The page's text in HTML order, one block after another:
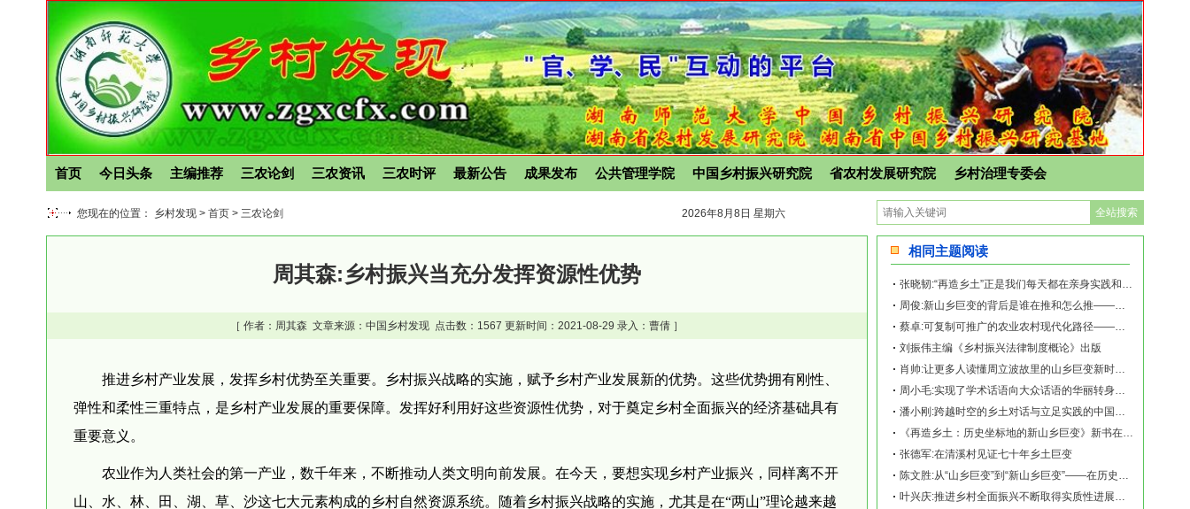
首页 今日头条 主编推荐 三农论剑 三农资讯 三农时评 最新公告 成果发布 公共管理学院 中国乡村振兴研究院 省农村发展研究院 乡村治理专委会
您现在的位置： 乡村发现 > 首页 > 三农论剑 2026年8月8日 星期六
周其森:乡村振兴当充分发挥资源性优势
［ 作者： 周其森 文章来源：中国乡村发现 点击数： 1567 更新时间：2021-08-29 录入：曹倩 ］
推进乡村产业发展，发挥乡村优势至关重要。乡村振兴战略的实施，赋予乡村产业发展新的优势。这些优势拥有刚性、
弹性和柔性三重特点，是乡村产业发展的重要保障。发挥好利用好这些资源性优势，对于奠定乡村全面振兴的经济基础具有
重要意义。
农业作为人类社会的第一产业，数千年来，不断推动人类文明向前发展。在今天，要想实现乡村产业振兴，同样离不开
山、水、林、田、湖、草、沙这七大元素构成的乡村自然资源系统。随着乡村振兴战略的实施，尤其是在“两山”理论越来越
相同主题阅读
周俊:新山乡巨变的背后是谁在推和怎么推——《再造乡土:历史坐标地的新山乡巨变》新
蔡卓:可复制可推广的农业农村现代化路径——《再造乡土:历史坐标地的新山乡巨变》新
刘振伟主编《乡村振兴法律制度概论》出版
肖帅:让更多人读懂周立波故里的山乡巨变新时代故事——《再造乡土:历史坐标地的新山
周小毛:实现了学术话语向大众话语的华丽转身——《再造乡土:历史坐标地的新山乡巨变
《再造乡土：历史坐标地的新山乡巨变》新书在赫山清溪村首发
张德军:在清溪村见证七十年乡土巨变